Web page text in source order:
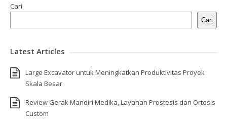
Cari
Cari
Latest Articles
Large Excavator untuk Meningkatkan Produktivitas Proyek
Skala Besar
Review Gerak Mandiri Medika, Layanan Prostesis dan Ortosis
Custom